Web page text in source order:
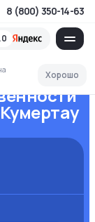
8 (800) 350-14-63
Хорошо